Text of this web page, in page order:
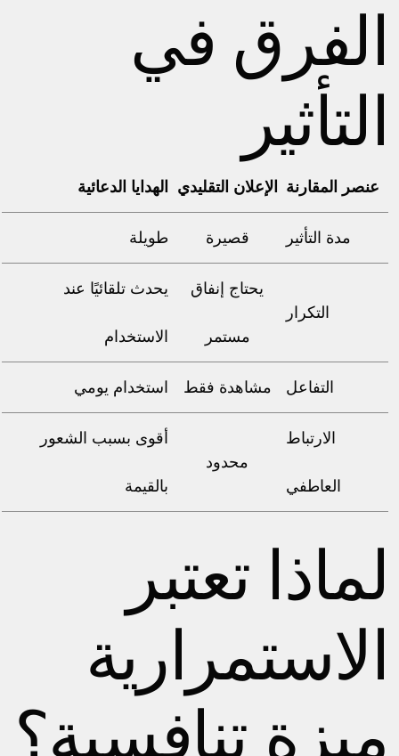
الفرق في
التأثير
عنصر المقارنة الإعلان التقليدي الهدايا الدعائية
مدة التأثير قصيرة طويلة
التكرار
يحتاج إنفاق
مستمر
يحدث تلقائيًا عند
الاستخدام
التفاعل مشاهدة فقط استخدام يومي
الارتباط
العاطفي
محدود
أقوى بسبب الشعور
بالقيمة
لماذا تعتبر
الاستمرارية
ميزة تنافسية؟